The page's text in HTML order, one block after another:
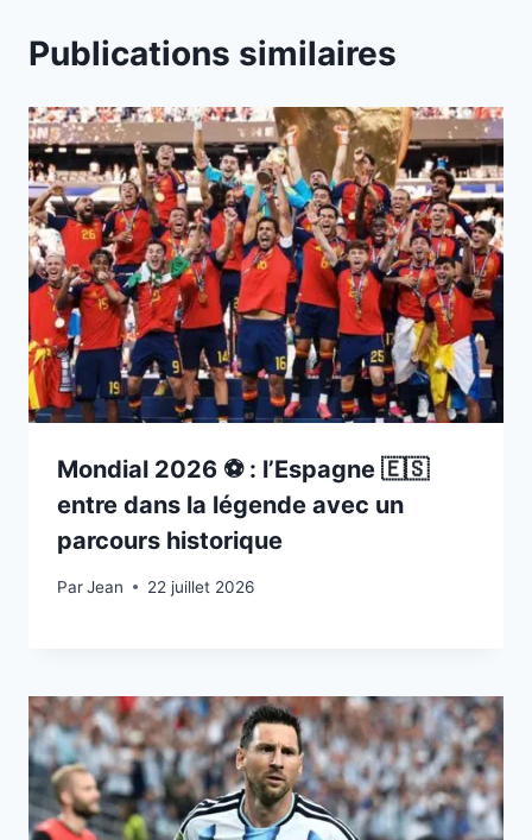
Publications similaires
Mondial 2026 ⚽️ : l’Espagne 🇪🇸
entre dans la légende avec un
parcours historique
ParJean
22 juillet 202622 juillet 2026